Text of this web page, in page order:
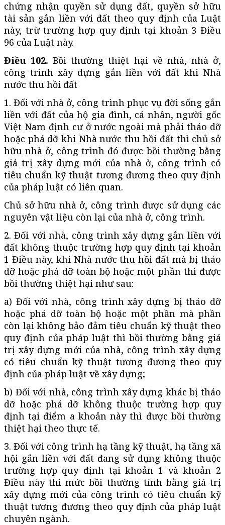
chứng nhận quyền sử dụng đất, quyền sở hữu
tài sản gắn liền với đất theo quy định của Luật
này, trừ trường hợp quy định tại khoản 3 Điều
96 của Luật này.
Điều 102. Bồi thường thiệt hại về nhà, nhà ở,
công trình xây dựng gắn liền với đất khi Nhà
nước thu hồi đất
1. Đối với nhà ở, công trình phục vụ đời sống gắn
liền với đất của hộ gia đình, cá nhân, người gốc
Việt Nam định cư ở nước ngoài mà phải tháo dỡ
hoặc phá dỡ khi Nhà nước thu hồi đất thì chủ sở
hữu nhà ở, công trình đó được bồi thường bằng
giá trị xây dựng mới của nhà ở, công trình có
tiêu chuẩn kỹ thuật tương đương theo quy định
của pháp luật có liên quan.
Chủ sở hữu nhà ở, công trình được sử dụng các
nguyên vật liệu còn lại của nhà ở, công trình.
2. Đối với nhà, công trình xây dựng gắn liền với
đất không thuộc trường hợp quy định tại khoản
1 Điều này, khi Nhà nước thu hồi đất mà bị tháo
dỡ hoặc phá dỡ toàn bộ hoặc một phần thì được
bồi thường thiệt hại như sau:
a) Đối với nhà, công trình xây dựng bị tháo dỡ
hoặc phá dỡ toàn bộ hoặc một phần mà phần
còn lại không bảo đảm tiêu chuẩn kỹ thuật theo
quy định của pháp luật thì bồi thường bằng giá
trị xây dựng mới của nhà, công trình xây dựng
có tiêu chuẩn kỹ thuật tương đương theo quy
định của pháp luật về xây dựng;
b) Đối với nhà, công trình xây dựng khác bị tháo
dỡ hoặc phá dỡ không thuộc trường hợp quy
định tại điểm a khoản này thì được bồi thường
thiệt hại theo thực tế.
3. Đối với công trình hạ tầng kỹ thuật, hạ tầng xã
hội gắn liền với đất đang sử dụng không thuộc
trường hợp quy định tại khoản 1 và khoản 2
Điều này thì mức bồi thường tính bằng giá trị
xây dựng mới của công trình có tiêu chuẩn kỹ
thuật tương đương theo quy định của pháp luật
chuyên ngành.